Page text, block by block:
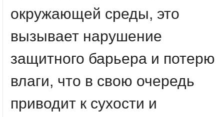
окружающей среды, это
вызывает нарушение
защитного барьера и потерю
влаги, что в свою очередь
приводит к сухости и